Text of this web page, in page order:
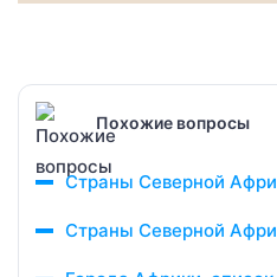
Похожие вопросы
Страны Северной
Страны Северной